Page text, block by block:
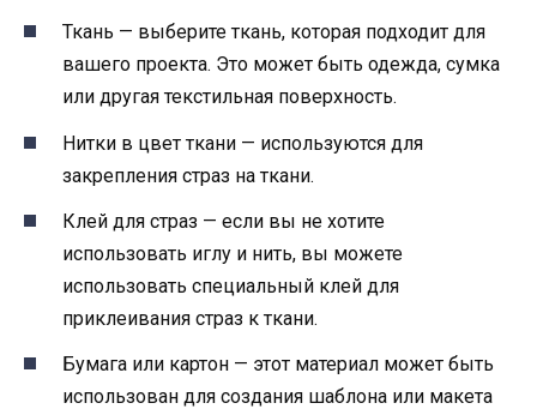
Ткань — выберите ткань, которая подходит для
вашего проекта. Это может быть одежда, сумка
или другая текстильная поверхность.
Нитки в цвет ткани — используются для
закрепления страз на ткани.
Клей для страз — если вы не хотите
использовать иглу и нить, вы можете
использовать специальный клей для
приклеивания страз к ткани.
Бумага или картон — этот материал может быть
использован для создания шаблона или макета